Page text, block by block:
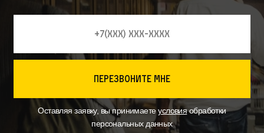
перезвоните мне
Оставляя заявку, вы принимаетеусловияобработки
персональных данных